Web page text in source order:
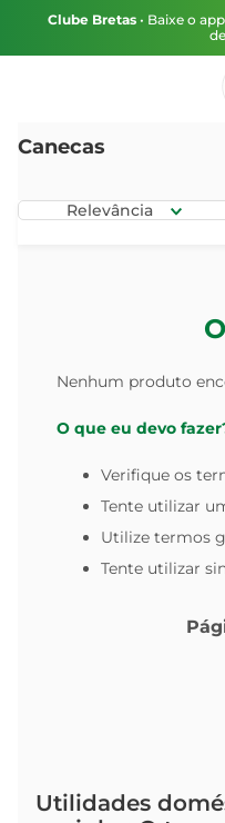
Clube Bretas • Baixe o
Canecas
Relevância
Nenhum produto
O que eu devo
Verifique os
Tente utilizar
Utilize termos
Tente utilizar
Utilidades